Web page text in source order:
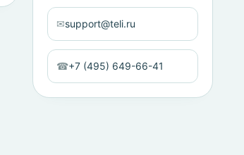
✉support@teli.ru
☎+7 (495) 649-66-41